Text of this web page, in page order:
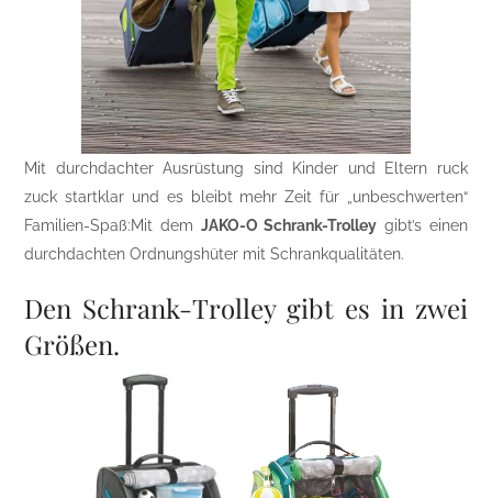
Mit durchdachter Ausrüstung sind Kinder und Eltern ruck
zuck startklar und es bleibt mehr Zeit für „unbeschwerten“
Familien-Spaß:Mit dem JAKO-O Schrank-Trolley gibt’s einen
durchdachten Ordnungshüter mit Schrankqualitäten.
Den Schrank-Trolley gibt es in zwei
Größen.